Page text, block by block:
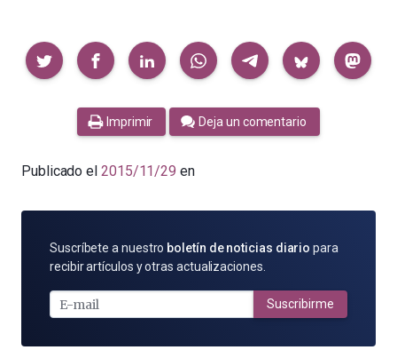
Compartir
Imprimir Deja un comentario
Publicado el 2015/11/29 en
SUSCRÍBETE
POR
MAIL
Suscríbete a nuestro boletín de noticias diario para
recibir artículos y otras actualizaciones.
Suscribirme